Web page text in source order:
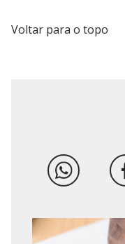
Voltar para o topo